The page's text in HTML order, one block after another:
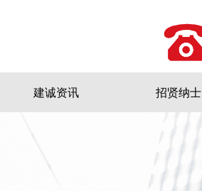
建诚资讯 招贤纳士